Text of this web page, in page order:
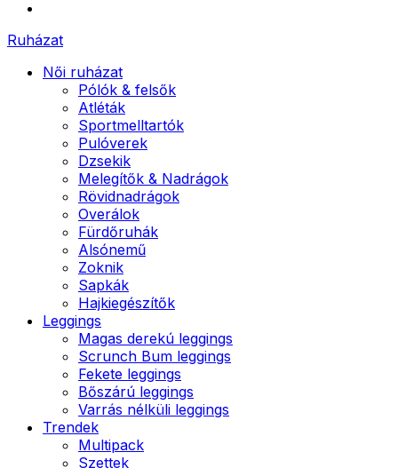
Ruházat
Női ruházat
Pólók & felsők
Atléták
Sportmelltartók
Pulóverek
Dzsekik
Melegítők & Nadrágok
Rövidnadrágok
Overálok
Fürdőruhák
Alsónemű
Zoknik
Sapkák
Hajkiegészítők
Leggings
Magas derekú leggings
Scrunch Bum leggings
Fekete leggings
Bőszárú leggings
Varrás nélküli leggings
Trendek
Multipack
Szettek